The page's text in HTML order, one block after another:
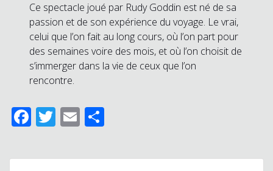
Ce spectacle joué par Rudy Goddin est né de sa
passion et de son expérience du voyage. Le vrai,
celui que l’on fait au long cours, où l’on part pour
des semaines voire des mois, et où l’on choisit de
s’immerger dans la vie de ceux que l’on
rencontre.
Facebook
Twitter
Email